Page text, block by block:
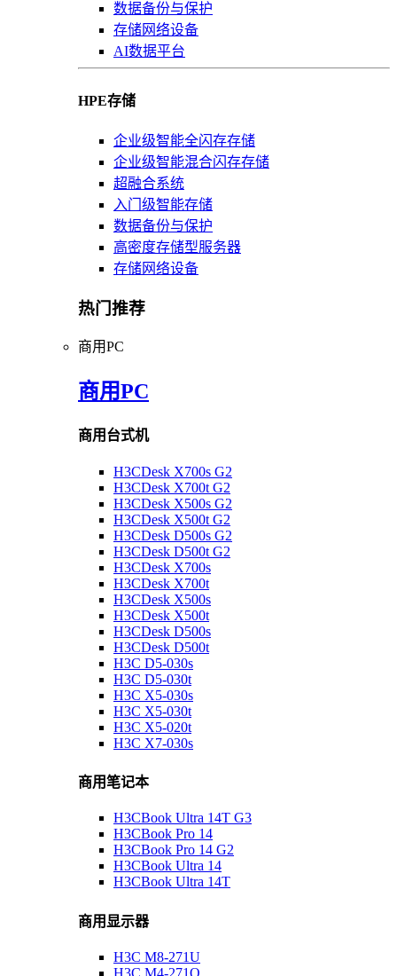
数据备份与保护
存储网络设备
AI数据平台
HPE存储
企业级智能全闪存存储
企业级智能混合闪存存储
超融合系统
入门级智能存储
数据备份与保护
高密度存储型服务器
存储网络设备
热门推荐
商用PC
商用PC
商用台式机
H3CDesk X700s G2
H3CDesk X700t G2
H3CDesk X500s G2
H3CDesk X500t G2
H3CDesk D500s G2
H3CDesk D500t G2
H3CDesk X700s
H3CDesk X700t
H3CDesk X500s
H3CDesk X500t
H3CDesk D500s
H3CDesk D500t
H3C D5-030s
H3C D5-030t
H3C X5-030s
H3C X5-030t
H3C X5-020t
H3C X7-030s
商用笔记本
H3CBook Ultra 14T G3
H3CBook Pro 14
H3CBook Pro 14 G2
H3CBook Ultra 14
H3CBook Ultra 14T
商用显示器
H3C M8-271U
H3C M4-271Q